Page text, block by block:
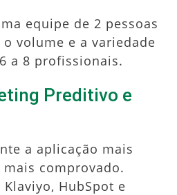
equipe de 2 pessoas
volume e a variedade
a 8 profissionais.
Preditivo e
a aplicação mais
mais comprovado.
HubSpot e